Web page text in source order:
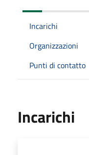
Incarichi
Organizzazioni
Punti di contatto
Incarichi